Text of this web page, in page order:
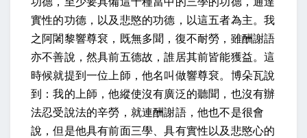
實性的功德，以及悲愍的功德，以這五者為主。我
之阿闍黎響尊袞，既無多聞，復不耐勞，雖酬謝語
亦不善說，然具前五德故，誰居其前皆能獲益。這
時候就提到一位上師，他名叫做響尊袞。博朵瓦說
到：我的上師，他縱使沒有廣泛的聽聞，也沒有辦
法忍受說法的辛勞，就連酬謝語，他也不是很會
說，但是他具有前面三學、具有實性以及悲愍心的